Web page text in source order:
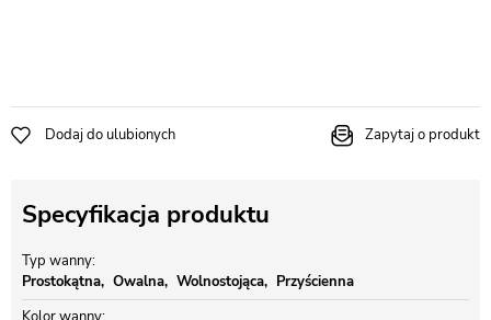
Dodaj do ulubionych Zapytaj o produkt
Specyfikacja produktu
Typ wanny
Prostokątna
Owalna Wolnostojąca
Przyścienna